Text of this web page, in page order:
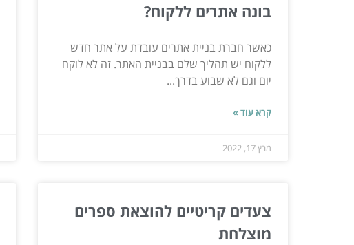
בונה אתרים ללקוח?
כאשר חברת בניית אתרים עובדת על אתר חדש
ללקוח יש תהליך שלם בבניית האתר. זה לא לוקח
יום וגם לא שבוע בדרך...
קרא עוד »
מרץ 17, 2022
צעדים קריטיים להוצאת ספרים
מוצלחת